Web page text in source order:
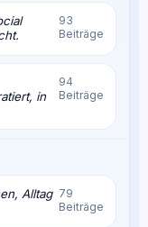
93
Beiträge
in
94
Beiträge
Alltag 79
Beiträge